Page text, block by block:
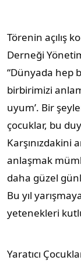
Törenin açılış
Derneği
“Dünyada hep
birbirimizi
uyum’. Bir
çocuklar, bu
Karşınızdakini
anlaşmak
daha güzel
Bu yıl
yetenekleri
Yaratıcı